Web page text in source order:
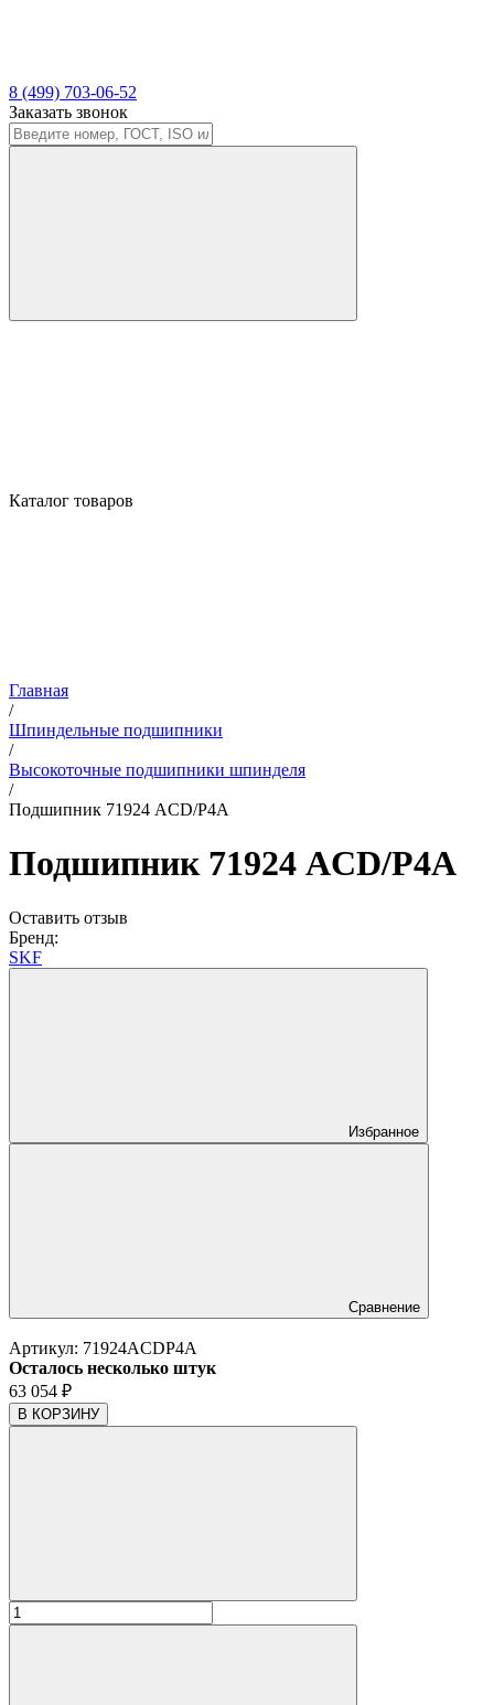
8 (499) 703-06-52
Заказать звонок
Каталог товаров
Главная
/
Шпиндельные подшипники
/
Высокоточные подшипники шпинделя
/
Подшипник 71924 ACD/P4A
Подшипник 71924 ACD/P4A
Оставить отзыв
Бренд:
SKF
Избранное
Сравнение
Артикул: 71924ACDP4A
Осталось несколько штук
63 054 ₽
В КОРЗИНУ